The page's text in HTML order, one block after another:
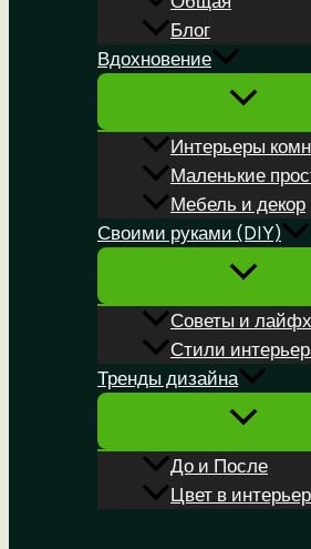
Блог
Вдохновение
Интерьеры
Маленькие
Мебель и декор
Своими руками (DIY)
Советы и
Стили
Тренды дизайна
До и После
Цвет в